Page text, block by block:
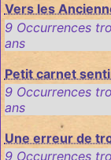
Vers les
9 Occurrences
ans
Petit carnet
9 Occurrences
ans
Une erreur de
9 Occurrences